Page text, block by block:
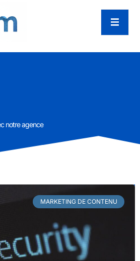
notre agence
MARKETING DE CONTENU